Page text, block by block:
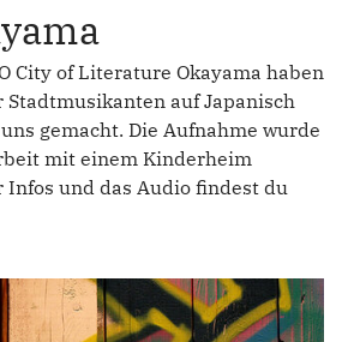
City of Literature Okayama haben
Stadtmusikanten auf Japanisch
gemacht. Die Aufnahme wurde
mit einem Kinderheim
Infos und das Audio findest du